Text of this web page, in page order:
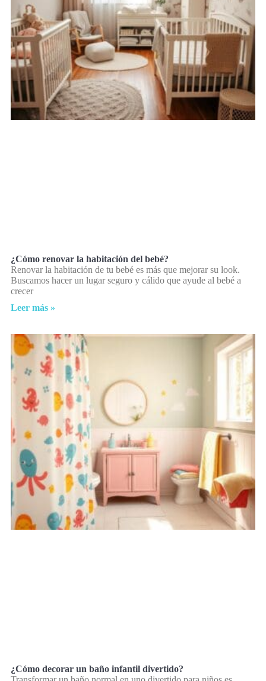
¿Cómo renovar la habitación del bebé?
Renovar la habitación de tu bebé es más que mejorar su look.
Buscamos hacer un lugar seguro y cálido que ayude al bebé a
crecer
Leer más »
¿Cómo decorar un baño infantil divertido?